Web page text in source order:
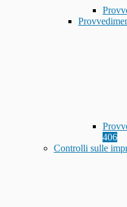
406
Controlli sulle